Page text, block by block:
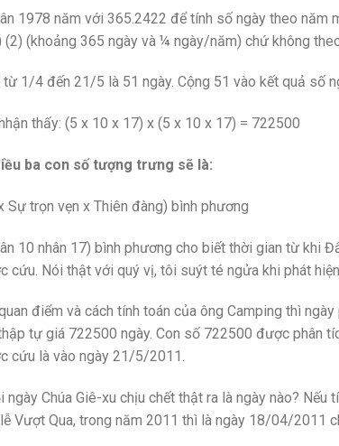
1978 năm với 365.2422 để tính số ngày theo năm
(2) (khoảng 365 ngày và ¼ ngày/năm) chứ không
từ 1/4 đến 21/5 là 51 ngày. Cộng 51 vào kết quả số
thấy: (5 x 10 x 17) x (5 x 10 x 17) = 722500
ba con số tượng trưng sẽ là:
Sự trọn vẹn x Thiên đàng) bình phương
10 nhân 17) bình phương cho biết thời gian từ khi
cứu. Nói thật với quý vị, tôi suýt té ngửa khi phát hiện
điểm và cách tính toán của ông Camping thì
tự giá 722500 ngày. Con số 722500 được phân
cứu là vào ngày 21/5/2011.
ngày Chúa Giê-xu chịu chết thật ra là ngày nào? Nếu
Vượt Qua, trong năm 2011 thì là ngày 18/04/2011